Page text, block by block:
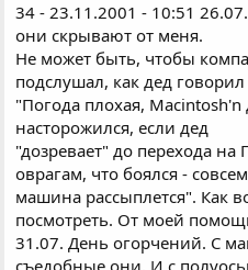
34 - 23.11.2001 - 10:51
они скрывают от меня.
Hе может быть, чтобы
подслушал, как дед говорил
"Погода плохая,
насторожился, если дед
"дозревает" до перехода
оврагам, что боялся - совсем
машина рассыплется". Как
посмотреть. От моей
31.07. День огорчений. С
съедобные они. И с